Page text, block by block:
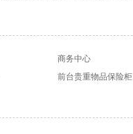
商务中心
前台贵重物品保险柜